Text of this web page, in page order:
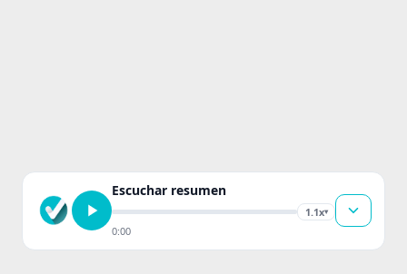
Escuchar resumen
1.1x▾
0:00